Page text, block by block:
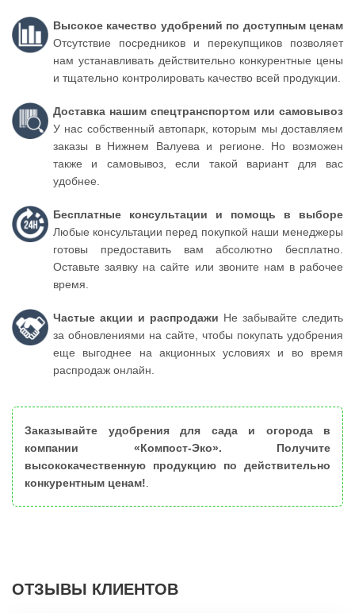
Высокое качество удобрений по доступным ценам
Отсутствие посредников и перекупщиков позволяет
нам устанавливать действительно конкурентные цены
и тщательно контролировать качество всей продукции.
Доставка нашим спецтранспортом или самовывоз
У нас собственный автопарк, которым мы доставляем
заказы в Нижнем Валуева и регионе. Но возможен
также и самовывоз, если такой вариант для вас
удобнее.
Бесплатные консультации и помощь в выборе
Любые консультации перед покупкой наши менеджеры
готовы предоставить вам абсолютно бесплатно.
Оставьте заявку на сайте или звоните нам в рабочее
время.
Частые акции и распродажи Не забывайте следить
за обновлениями на сайте, чтобы покупать удобрения
еще выгоднее на акционных условиях и во время
распродаж онлайн.
Заказывайте удобрения для сада и огорода в
компании «Компост-Эко». Получите
высококачественную продукцию по действительно
конкурентным ценам!.
ОТЗЫВЫ КЛИЕНТОВ